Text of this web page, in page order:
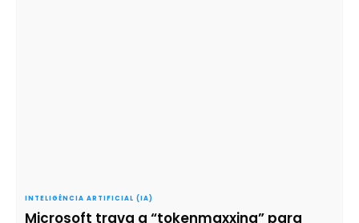
INTELIGÊNCIA ARTIFICIAL (IA)
Microsoft trava a “tokenmaxxing” para